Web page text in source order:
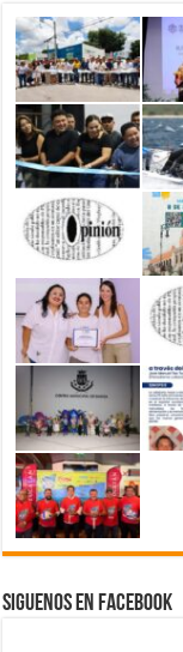
Siguenos en Facebook